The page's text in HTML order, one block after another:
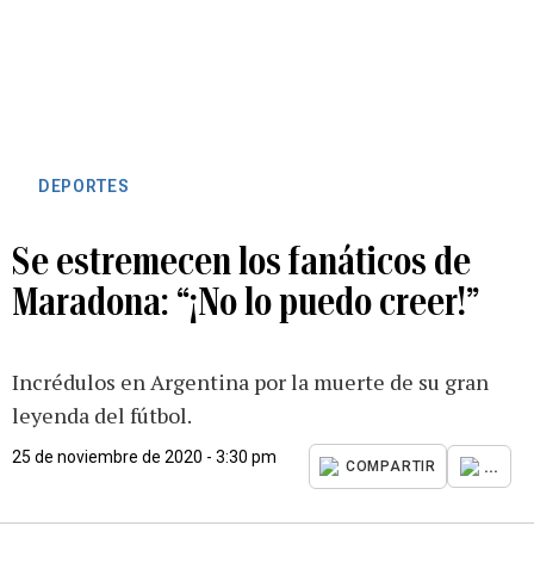
DEPORTES
Se estremecen los fanáticos de
Maradona: “¡No lo puedo creer!”
Incrédulos en Argentina por la muerte de su gran
leyenda del fútbol.
25 de noviembre de 2020 - 3:30 pm
COMPARTIR ...